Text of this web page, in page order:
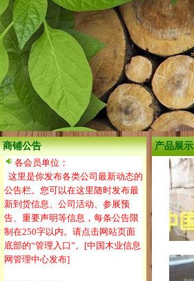
商铺公告
各会员单位：
这里是你发布各类公司最新动态的
公告栏。您可以在这里随时发布最
新到货信息、公司活动、参展预
告、重要声明等信息，每条公告限
制在250字以内。请点击网站页面
底部的“管理入口”。[中国木业信息
网管理中心发布]
产品展示